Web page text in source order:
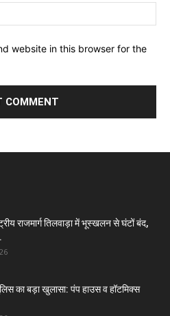
website in this browser for the
राजमार्ग तिलवाड़ा में भूस्खलन से घंटों बंद,
का बड़ा खुलासा: पंप हाउस व हॉटमिक्स